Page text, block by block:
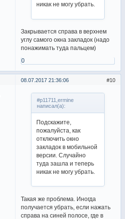
никак не могу убрать.
Закрывается справа в верхнем
углу самого окна закладок (надо
понажимать туда пальцем)
0
10
08.07.2017 21:36:06
#p11711,ermine
написал(а):
Подскажите,
пожалуйста, как
отключить окно
закладок в мобильной
версии. Случайно
туда зашла и теперь
никак не могу убрать.
Такая же проблема. Иногда
получается убрать, если нажать
справа на синей полосе, где в